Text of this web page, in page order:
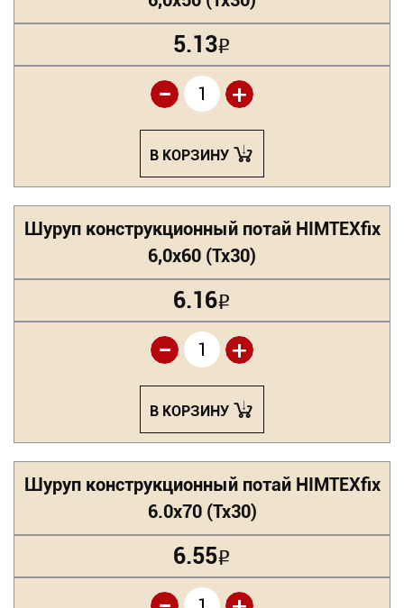
5.13Р
+
-
В КОРЗИНУ
Шуруп конструкционный потай HIMTEXfix
6,0х60 (Tx30)
6.16Р
+
-
В КОРЗИНУ
Шуруп конструкционный потай HIMTEXfix
6.0х70 (Tx30)
6.55Р